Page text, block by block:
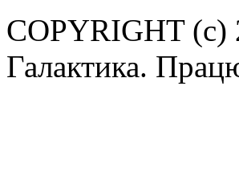
COPYRIGHT (c)
Галактика.